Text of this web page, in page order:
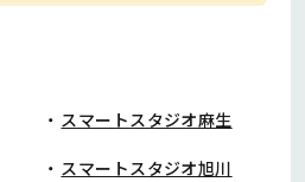
スマートスタジオ麻生
スマートスタジオ旭川